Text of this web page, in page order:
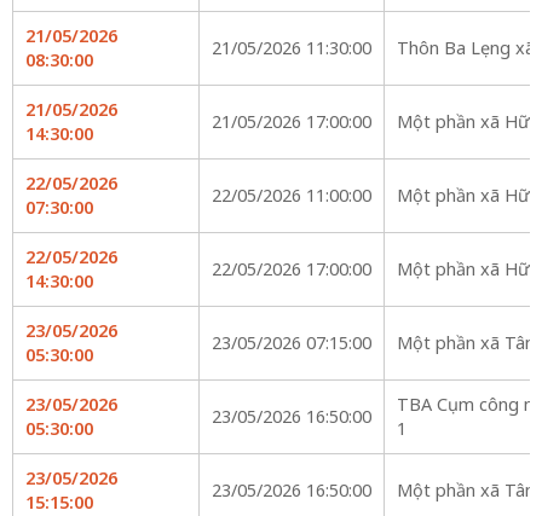
21/05/2026
08:30:00
21/05/2026 11:30:00 Thôn Ba Lẹng xã
21/05/2026
14:30:00
21/05/2026 17:00:00 Một phần xã
22/05/2026
07:30:00
22/05/2026 11:00:00 Một phần xã
22/05/2026
14:30:00
22/05/2026 17:00:00 Một phần xã
23/05/2026
05:30:00
23/05/2026 07:15:00 Một phần xã Tân
23/05/2026
05:30:00
23/05/2026 16:50:00
TBA Cụm công
1
23/05/2026
15:15:00
23/05/2026 16:50:00 Một phần xã Tân